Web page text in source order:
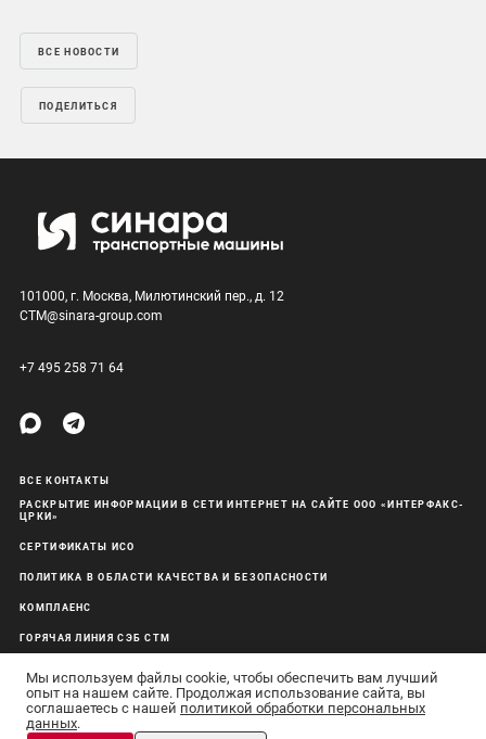
ВСЕ НОВОСТИ
ПОДЕЛИТЬСЯ
101000, г. Москва, Милютинский пер., д. 12
CTM@sinara-group.com
+7 495 258 71 64
ВСЕ КОНТАКТЫ
РАСКРЫТИЕ ИНФОРМАЦИИ В СЕТИ ИНТЕРНЕТ НА САЙТЕ ООО «ИНТЕРФАКС-
ЦРКИ»
СЕРТИФИКАТЫ ИСО
ПОЛИТИКА В ОБЛАСТИ КАЧЕСТВА И БЕЗОПАСНОСТИ
КОМПЛАЕНС
ГОРЯЧАЯ ЛИНИЯ СЭБ СТМ
АО «Синара-Транспортные Машины» © 2011–26 Все права защищены
Мы используем файлы cookie, чтобы обеспечить вам лучший
опыт на нашем сайте. Продолжая использование сайта, вы
соглашаетесь с нашей политикой обработки персональных
данных.